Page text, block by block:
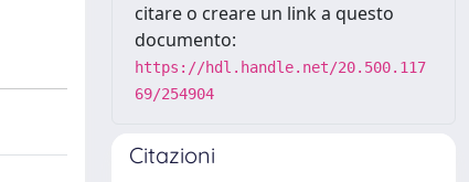
citare o creare un link a questo
documento:
https://hdl.handle.net/20.500.117
69/254904
Citazioni